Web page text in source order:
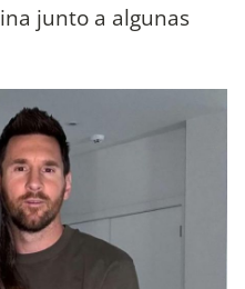
junto a algunas